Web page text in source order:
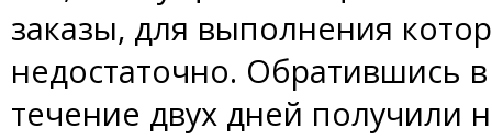
заказы, для выполнения
недостаточно. Обратившись
течение двух дней получили